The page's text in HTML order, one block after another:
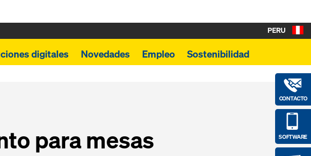
digitales Novedades Empleo Sostenibilidad
CONTACTO
SOFTWARE
PERU
para mesas